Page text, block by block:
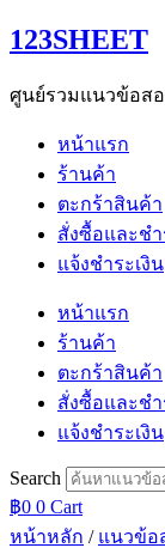
Skip
to
123SHEET
ศูนย์รวมแนวข้อส
หน้าแรก
ร้านค้า
ตะกร้าสินค้า
สั่งซื้อและชำ
แจ้งชำระเงิน
หน้าแรก
ร้านค้า
ตะกร้าสินค้า
สั่งซื้อและชำ
แจ้งชำระเงิน
Search
฿0 0 Cart
หน้าหลัก / แนวข้อ